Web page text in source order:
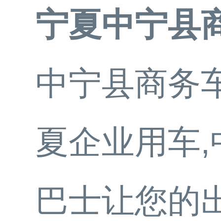
宁夏中宁县
中宁县商务
夏企业用车
巴士让您的